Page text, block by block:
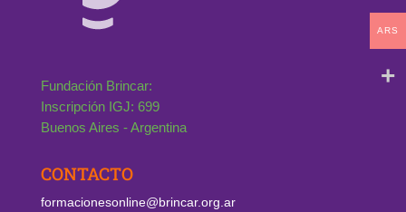
Fundación Brincar:
Inscripción IGJ: 699
Buenos Aires - Argentina
CONTACTO
formacionesonline@brincar.org.ar
ARS